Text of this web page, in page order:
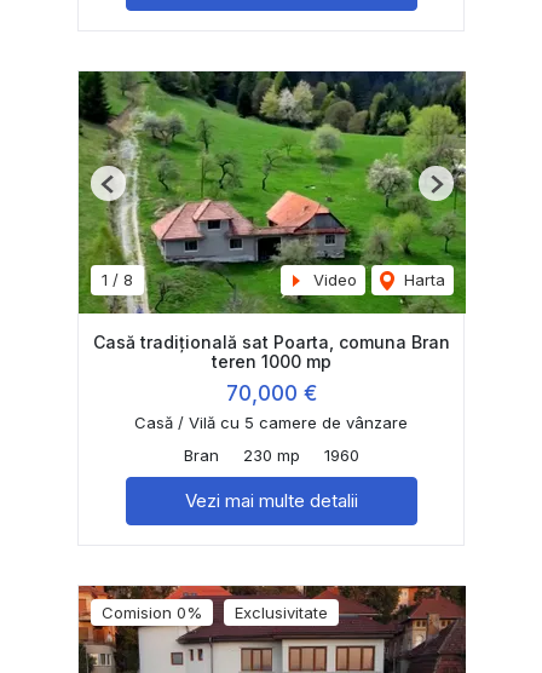
1 / 8 Video Harta
Previous Next
Casă tradițională sat Poarta, comuna Bran
teren 1000 mp
70,000 €
Casă / Vilă cu 5 camere de vânzare
Bran
230 mp 1960
Vezi mai multe detalii
Comision 0% Exclusivitate